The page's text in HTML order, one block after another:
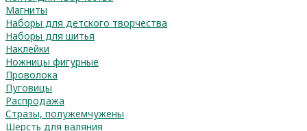
Магниты
Наборы для детского творчества
Наборы для шитья
Наклейки
Ножницы фигурные
Проволока
Пуговицы
Распродажа
Стразы, полужемчужены
Шерсть для валяния